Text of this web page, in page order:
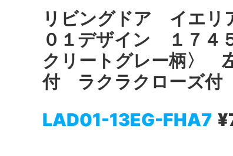
リビングドア イエ
０１デザイン １７
クリートグレー柄〉
付 ラクラクローズ付
LAD01-13EG-FHA7